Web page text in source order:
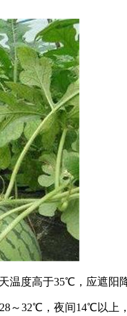
度高于35℃，应遮阳
～32℃，夜间14℃以上